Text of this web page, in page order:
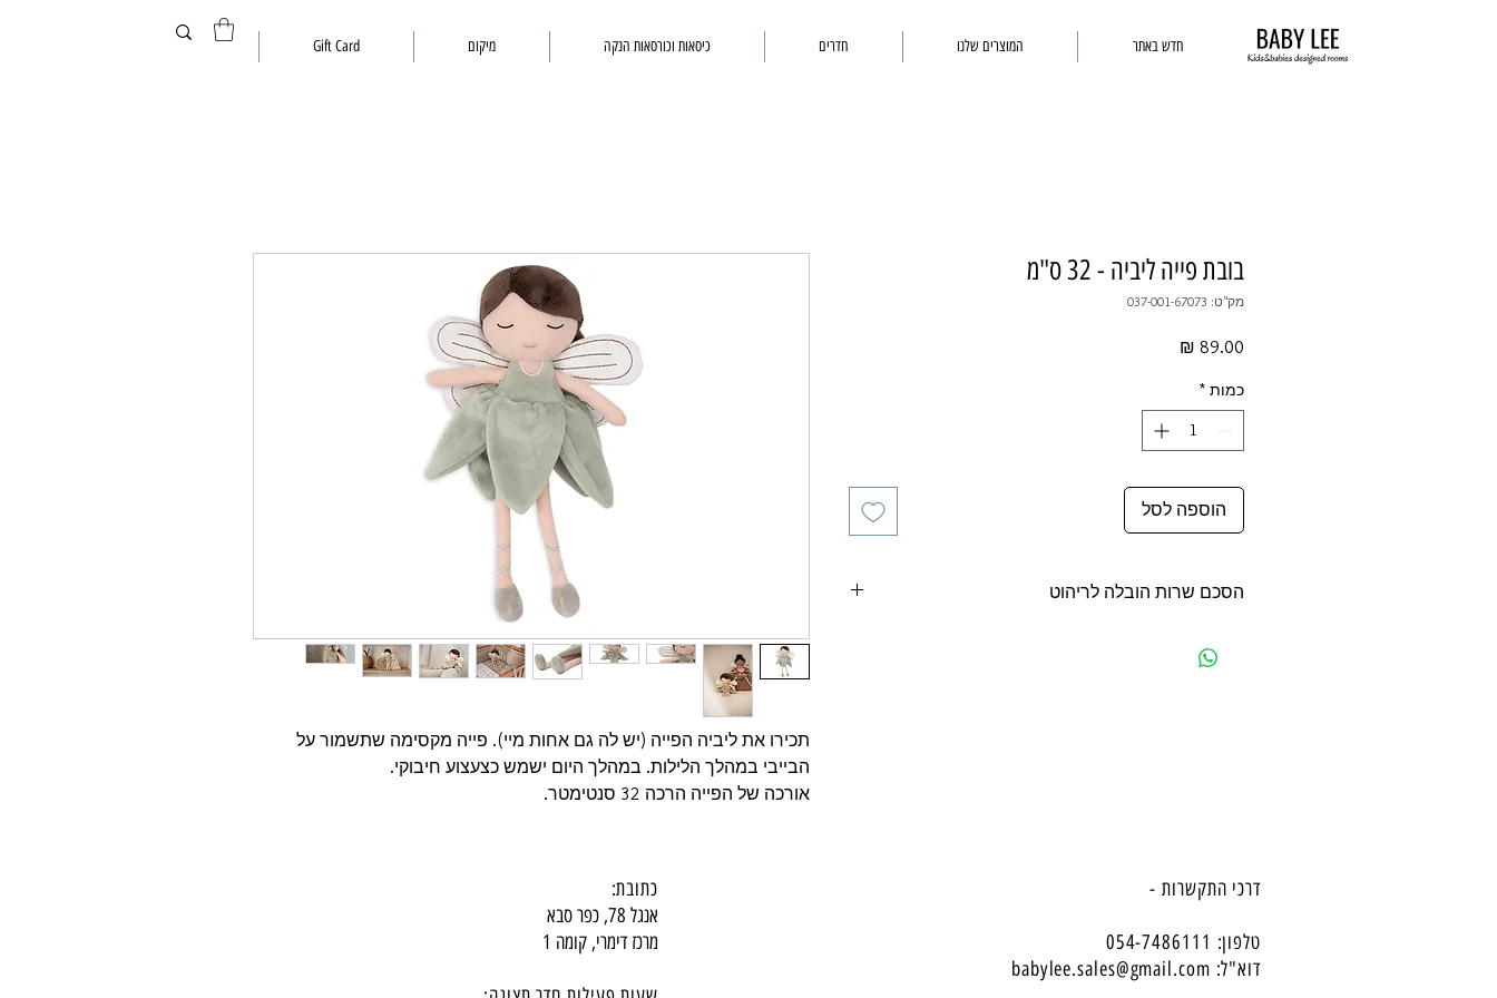
חדש באתר המוצרים שלנו חדרים כיסאות וכורסאות הנקה מיקום Gift Card
תכירו את ליביה הפייה (יש לה גם אחות מיי). פייה מקסימה שתשמור על
הבייבי במהלך הלילות. במהלך היום ישמש כצעצוע חיבוקי.
אורכה של הפייה הרכה 32 סנטימטר.
בובת פייה ליביה - 32 ס"מ
מק"ט: 037-001-67073
כמות *
הוספה לסל
הסכם שרות הובלה לריהוט
כתובת:
אנגל 78, כפר סבא
מרכז דימרי, קומה 1
דרכי התקשרות -
טלפון: 054-7486111
דוא"ל: babylee.sales@gmail.com